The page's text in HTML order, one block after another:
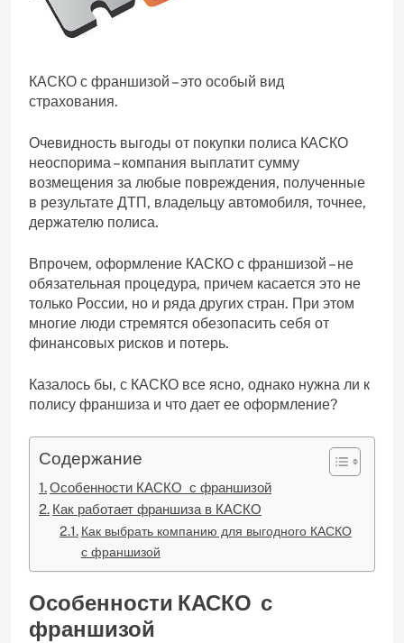
КАСКО с франшизой – это особый вид
страхования.
Очевидность выгоды от покупки полиса КАСКО
неоспорима – компания выплатит сумму
возмещения за любые повреждения, полученные
в результате ДТП, владельцу автомобиля, точнее,
держателю полиса.
Впрочем, оформление КАСКО с франшизой – не
обязательная процедура, причем касается это не
только России, но и ряда других стран. При этом
многие люди стремятся обезопасить себя от
финансовых рисков и потерь.
Казалось бы, с КАСКО все ясно, однако нужна ли к
полису франшиза и что дает ее оформление?
Содержание
Особенности КАСКО с франшизой
Как работает франшиза в КАСКО
Как выбрать компанию для выгодного КАСКО
с франшизой
Особенности КАСКО с
франшизой